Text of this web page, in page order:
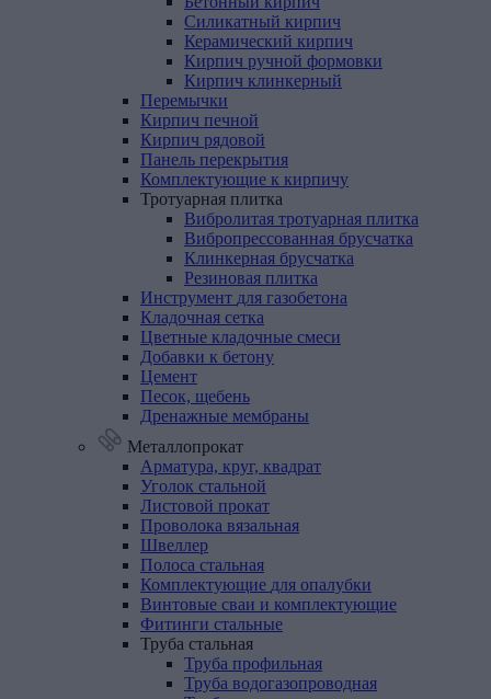
Силикатный кирпич
Керамический кирпич
Кирпич ручной формовки
Кирпич клинкерный
Перемычки
Кирпич печной
Кирпич рядовой
Панель перекрытия
Комплектующие к кирпичу
Тротуарная плитка
Вибролитая тротуарная плитка
Вибропрессованная брусчатка
Клинкерная брусчатка
Резиновая плитка
Инструмент для газобетона
Кладочная сетка
Цветные кладочные смеси
Добавки к бетону
Цемент
Песок, щебень
Дренажные мембраны
Металлопрокат
Арматура, круг, квадрат
Уголок стальной
Листовой прокат
Проволока вязальная
Швеллер
Полоса стальная
Комплектующие для опалубки
Винтовые сваи и комплектующие
Фитинги стальные
Труба стальная
Труба профильная
Труба водогазопроводная